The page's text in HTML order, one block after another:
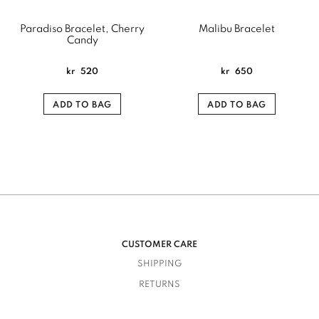
Paradiso Bracelet, Cherry
Candy
kr 520
ADD TO BAG
Malibu Bracelet
kr 650
ADD TO BAG
CUSTOMER CARE
SHIPPING
RETURNS